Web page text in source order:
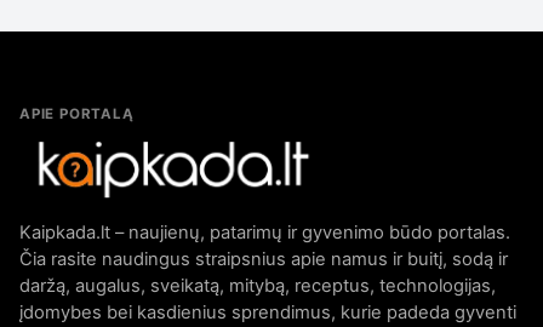
APIE PORTALĄ
Kaipkada.lt – naujienų, patarimų ir gyvenimo būdo portalas.
Čia rasite naudingus straipsnius apie namus ir buitį, sodą ir
daržą, augalus, sveikatą, mitybą, receptus, technologijas,
įdomybes bei kasdienius sprendimus, kurie padeda gyventi